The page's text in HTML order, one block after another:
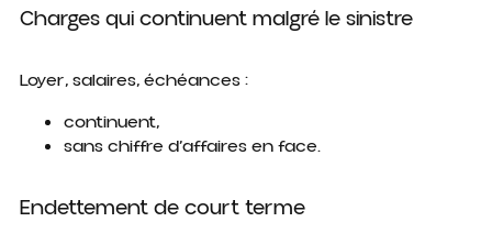
Charges qui continuent malgré le sinistre
Loyer, salaires, échéances :
continuent,
sans chiffre d’affaires en face.
Endettement de court terme